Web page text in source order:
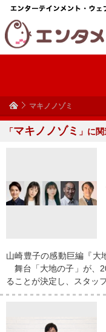
マキノノゾミ
「マキノノゾミ 」に
山崎豊子の感動巨編『大
舞台「大地の子」が、
ることが決定し、スタッ